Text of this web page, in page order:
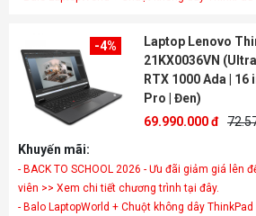
-4%
Laptop Lenovo
21KX0036VN (Ultra
RTX 1000 Ada | 16
Pro | Đen)
69.990.000 đ
Khuyến mãi:
- BACK TO SCHOOL 2026 - Ưu đãi giảm giá lên
viên >> Xem chi tiết chương trình tại đây.
- Balo LaptopWorld + Chuột không dây